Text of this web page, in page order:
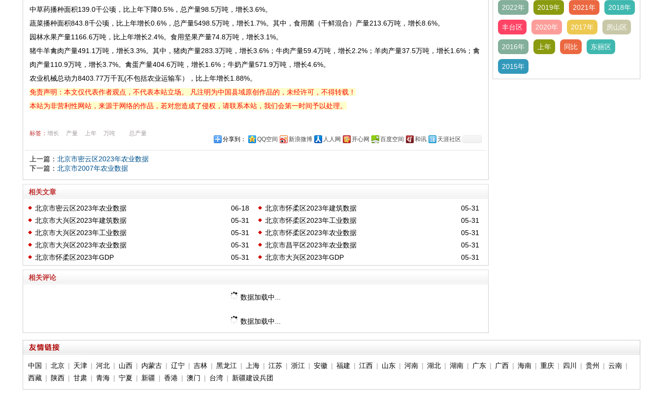
中草药播种面积139.0千公顷，比上年下降0.5%，总产量98.5万吨，增长3.6%。
蔬菜播种面积843.8千公顷，比上年增长0.6%，总产量5498.5万吨，增长1.7%。其中，食用菌（干鲜混合）产量213.6万吨，增长8.6%。
园林水果产量1166.6万吨，比上年增长2.4%。食用坚果产量74.8万吨，增长3.1%。
猪牛羊禽肉产量491.1万吨，增长3.3%。其中，猪肉产量283.3万吨，增长3.6%；牛肉产量59.4万吨，增长2.2%；羊肉产量37.5万吨，增长1.6%；禽
肉产量110.9万吨，增长3.7%。禽蛋产量404.6万吨，增长1.6%；牛奶产量571.9万吨，增长4.6%。
农业机械总动力8403.77万千瓦(不包括农业运输车），比上年增长1.88%。
免责声明：本文仅代表作者观点，不代表本站立场。 凡注明为中国县域原创作品的，未经许可，不得转载！
本站为非营利性网站，来源于网络的作品，若对您造成了侵权，请联系本站，我们会第一时间予以处理。
标签： 增长 产量 上年 万吨
总产量
分享到：
QQ空间 新浪微博 人人网 开心网 百度空间 和讯 天涯社区
上一篇： 北京市密云区2023年农业数据
下一篇： 北京市2007年农业数据
相关文章
06-18
北京市密云区2023年农业数据 05-31
北京市怀柔区2023年建筑数据
05-31
北京市大兴区2023年建筑数据 05-31
北京市怀柔区2023年工业数据
05-31
北京市大兴区2023年工业数据 05-31
北京市怀柔区2023年农业数据
05-31
北京市大兴区2023年农业数据 05-31
北京市昌平区2023年农业数据
05-31
北京市怀柔区2023年GDP 05-31
北京市大兴区2023年GDP
相关评论
数据加载中...
数据加载中...
2022年 2019年 2021年 2018年
丰台区 2020年 2017年 房山区
2016年 上年 同比 东丽区
2015年
中国 | 北京| 天津| 河北| 山西| 内蒙古| 辽宁| 吉林| 黑龙江 | 上海| 江苏| 浙江 | 安徽| 福建 | 江西| 山东| 河南| 湖北| 湖南| 广东| 广西| 海南| 重庆| 四川 | 贵州 | 云南|
西藏| 陕西| 甘肃| 青海| 宁夏 | 新疆 | 香港| 澳门 | 台湾| 新疆建设兵团